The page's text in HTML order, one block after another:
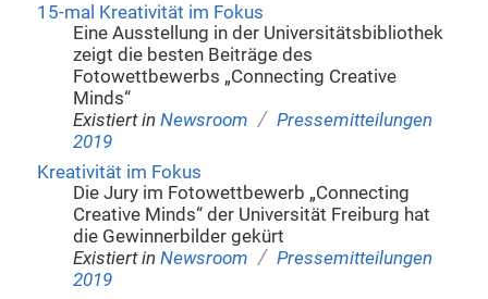
15-mal Kreativität im Fokus
Eine Ausstellung in der Universitätsbibliothek
zeigt die besten Beiträge des
Fotowettbewerbs „Connecting Creative
Minds“
Existiert in Newsroom / Pressemitteilungen
2019
Kreativität im Fokus
Die Jury im Fotowettbewerb „Connecting
Creative Minds“ der Universität Freiburg hat
die Gewinnerbilder gekürt
Existiert in Newsroom / Pressemitteilungen
2019